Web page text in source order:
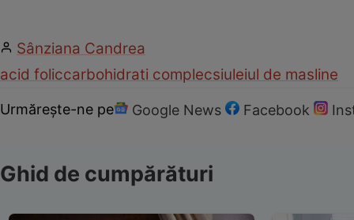
Sânziana Candrea
acid foliccarbohidrati complecsiuleiul de masline
Urmărește-ne pe Google News Facebook
Ghid de cumpărături